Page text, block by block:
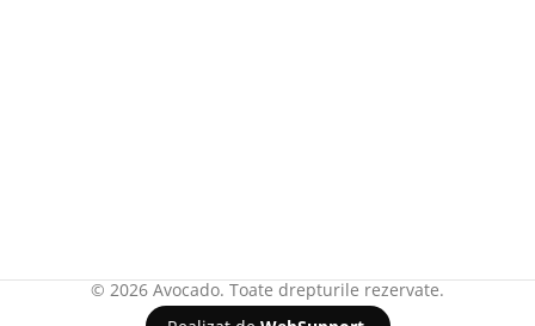
© 2026 Avocado. Toate drepturile rezervate.